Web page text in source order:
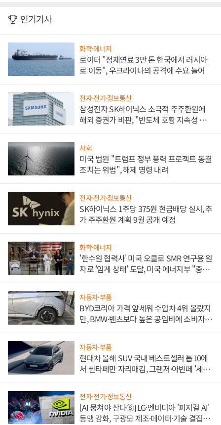
인기기사
화학·에너지
로이터 "정제연료 3만 톤 한국에서 러시아
로 이동", 우크라이나의 공격에 수요 늘어
전자·전기·정보통신
삼성전자 SK하이닉스 소극적 주주환원에
해외 증권가 비판, "반도체 호황 지속성 의
사회
미국 법원 "트럼프 정부 풍력 프로젝트 동결
조치는 위법", 해제 명령 내려
전자·전기·정보통신
SK하이닉스 1주당 375원 현금배당 실시, 추
가 주주환원 계획 9월 공개 예정
화학·에너지
'한수원 협력사' 미국 오클로 SMR 연구용 원
자로 '임계 상태' 도달, 미국 에너지부 "중요
자동차·부품
BYD코리아 가격 앞세워 수입차 4위 올랐지
만, BMW·벤츠보다 높은 공임비에 소비자
자동차·부품
현대차 올해 SUV 국내 베스트셀러 톱10에
서 싼타페만 자리매김, 그랜저·아반떼 '세단
전자·전기·정보통신
[AI 뭉쳐야 산다⑧] LG·엔비디아 '피지컬 AI'
동맹 강화, 구광모 제조·데이터·기술 결집